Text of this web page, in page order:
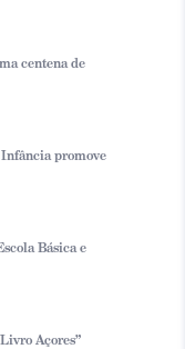
centena de
Infância promove
Básica e
Açores”